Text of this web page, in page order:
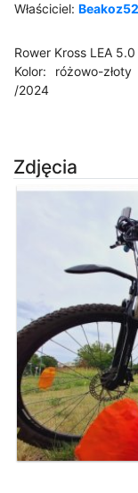
Właściciel:Beakoz52
Rower Kross LEA 5.0
Kolor: różowo-
/2024
Zdjęcia